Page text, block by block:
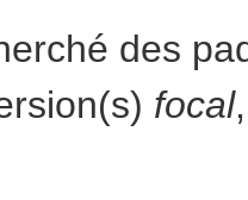
des
focal